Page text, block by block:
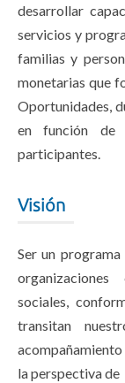
desarrollar
servicios y
familias y
monetarias que
Oportunidades,
en función de
participantes.
Visión
Ser un
sociales,
transitan
la perspectiva